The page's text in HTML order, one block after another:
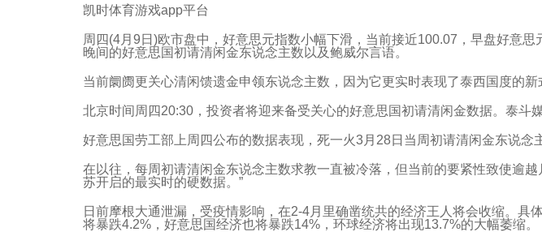
凯时体育游戏app平台
周四(4月9日)欧市盘中，好意思元指数小幅下滑，当前接近100.07，早盘好意
晚间的好意思国初请清闲金东说念主数以及鲍威尔言语。
当前阛阓更关心清闲馈遗金申领东说念主数，因为它更实时表现了泰西国度的
北京时间周四20:30，投资者将迎来备受关心的好意思国初请清闲金数据。泰斗
好意思国劳工部上周四公布的数据表现，死一火3月28日当周初请清闲金东说念
在以往，每周初请清闲金东说念主数求教一直被冷落，但当前的要紧性致使逾
苏开启的最实时的硬数据。”
日前摩根大通泄漏，受疫情影响，在2-4月里确凿统共的经济王人将会收缩。
将暴跌4.2%，好意思国经济也将暴跌14%，环球经济将出现13.7%的大幅萎缩。